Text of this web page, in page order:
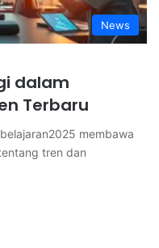
News
dalam
Terbaru
membawa
tren dan